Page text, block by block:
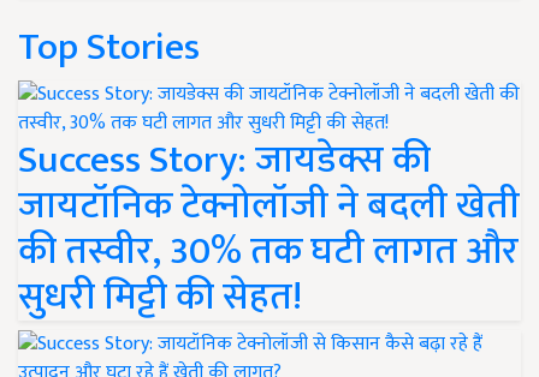
Top Stories
Success Story: जायडेक्स की
जायटॉनिक टेक्नोलॉजी ने बदली खेती
की तस्वीर, 30% तक घटी लागत और
सुधरी मिट्टी की सेहत!